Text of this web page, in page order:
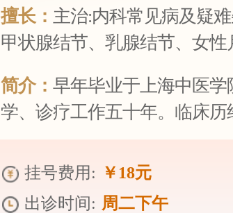
擅长： 主治:内科常见病及疑
甲状腺结节、乳腺结节、女性
简介： 早年毕业于上海中医
学、诊疗工作五十年。临床历
挂号费用: ￥18元
出诊时间: 周二下午